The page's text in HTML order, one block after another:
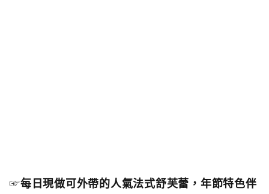
☞每日現做可外帶的人氣法式舒芙蕾，年節特色伴